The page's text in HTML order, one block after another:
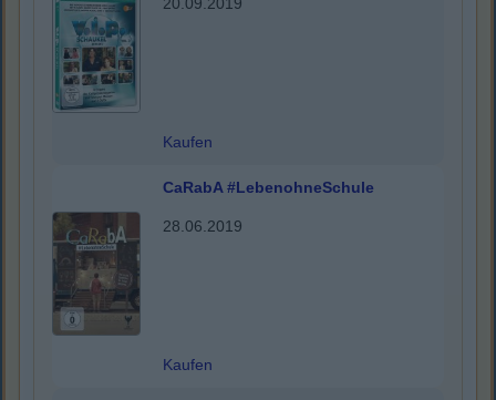
20.09.2019
Kaufen
CaRabA #LebenohneSchule
28.06.2019
Kaufen